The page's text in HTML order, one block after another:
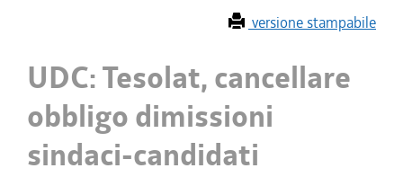
versione stampabile
UDC: Tesolat, cancellare
obbligo dimissioni
sindaci-candidati